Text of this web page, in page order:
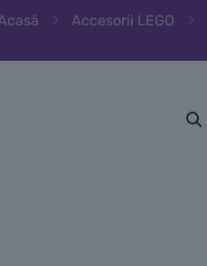
Accesorii LEGO